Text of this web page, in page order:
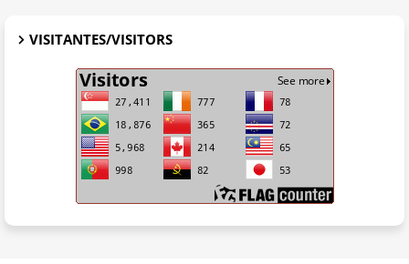
VISITANTES/VISITORS